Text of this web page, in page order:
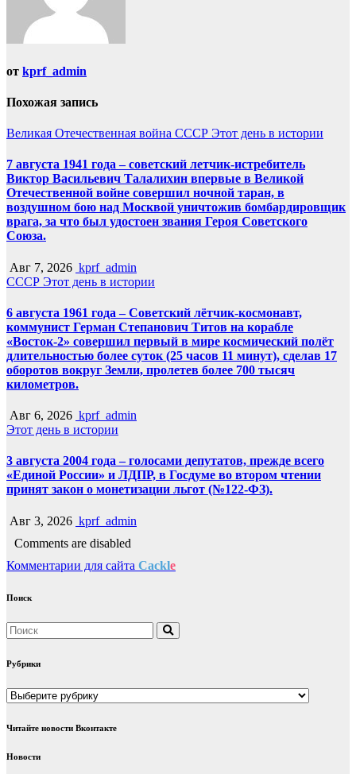
от kprf_admin
Похожая запись
Великая Отечественная война СССР Этот день в истории
7 августа 1941 года – советский летчик-истребитель
Виктор Васильевич Талалихин впервые в Великой
Отечественной войне совершил ночной таран, в
воздушном бою над Москвой уничтожив бомбардировщик
врага, за что был удостоен звания Героя Советского
Союза.
Авг 7, 2026 kprf_admin
СССР Этот день в истории
6 августа 1961 года – Советский лётчик-космонавт,
коммунист Герман Степанович Титов на корабле
«Восток-2» совершил первый в мире космический полёт
длительностью более суток (25 часов 11 минут), сделав 17
оборотов вокруг Земли, пролетев более 700 тысяч
километров.
Авг 6, 2026 kprf_admin
Этот день в истории
3 августа 2004 года – голосами депутатов, прежде всего
«Единой России» и ЛДПР, в Госдуме во втором чтении
принят закон о монетизации льгот (№122-ФЗ).
Авг 3, 2026 kprf_admin
Comments are disabled
Комментарии для сайта Cackle
Поиск
Рубрики
Рубрики
Читайте новости Вконтакте
Новости